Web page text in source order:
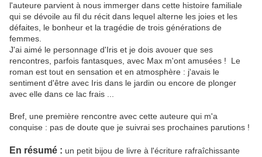
l'auteure parvient à nous immerger dans cette histoire familiale
qui se dévoile au fil du récit dans lequel alterne les joies et les
défaites, le bonheur et la tragédie de trois générations de
femmes.
J'ai aimé le personnage d'Iris et je dois avouer que ses
rencontres, parfois fantasques, avec Max m'ont amusées ! Le
roman est tout en sensation et en atmosphère : j'avais le
sentiment d'être avec Iris dans le jardin ou encore de plonger
avec elle dans ce lac frais ...
Bref, une première rencontre avec cette auteure qui m'a
conquise : pas de doute que je suivrai ses prochaines parutions !
En résumé : un petit bijou de livre à l'écriture rafraîchissante